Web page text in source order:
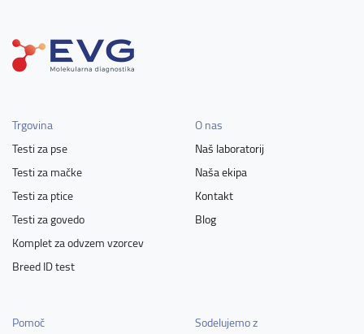
Trgovina
Testi za pse
Testi za mačke
Testi za ptice
Testi za govedo
Komplet za odvzem vzorcev
Breed ID test
O nas
Naš laboratorij
Naša ekipa
Kontakt
Blog
Pomoč
Sodelujemo z